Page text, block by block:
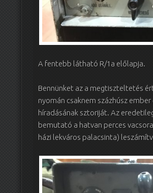
A fentebb látható R/1a előlapja.
Bennünket az a megtiszteltetés
nyomán csaknem százhúsz
híradásának sztoriját. Az
bemutató a hatvan perces
házi lekváros palacsinta)